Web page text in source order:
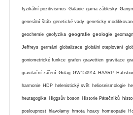
fyzikální pozitivismus Galaxie gama záblesky
generální štáb genetické vady geneticky
geochemie geofyzika geografie geologie
Jeffreys germáni globalizace globální oteplování
goniometrické funkce grafen gravettien gravitace
gravitační záření Gulag GW150914 HAARP
harmonie HDP helenistický svět helioseismologie
heutagogika Higgsův boson Historie Pátečníků
posloupnost hlavolamy hmota hoaxy homeopatie